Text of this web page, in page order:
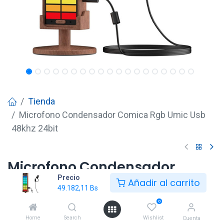
Precio
49.182,11 Bs Añadir al carrito
Home Search
0
Wishlist Cuenta
Tienda
Microfono Condensador Comica Rgb Umic Usb
48khz 24bit
Microfono Condensador
Comica Rgb Umic Usb 48khz
24bit